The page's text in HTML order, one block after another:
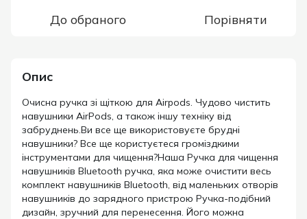
До обраного Порівняти
Опис
Очисна ручка зі щіткою для Airpods. Чудово чистить
навушники AirPods, a також іншу техніку від
забруднень.Ви все ще використовуєте брудні
навушники? Все ще користуєтеся громіздкими
інструментами для чищення?Наша Ручка для чищення
навушників Bluetooth ручка, яка може очистити весь
комплект навушників Bluetooth, від маленьких отворів
навушників до зарядного пристрою Ручка-подібний
дизайн, зручний для перенесення. Його можна